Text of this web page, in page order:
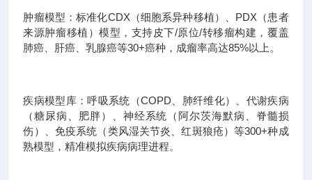
肿瘤模型：标准化CDX（细胞系异种移植）、PDX（患者
来源肿瘤移植）模型，支持皮下/原位/转移瘤构建，覆盖
肺癌、肝癌、乳腺癌等30+癌种，成瘤率高达85%以上。
疾病模型库：呼吸系统（COPD、肺纤维化）、代谢疾病
（糖尿病、肥胖）、神经系统（阿尔茨海默病、脊髓损
伤）、免疫系统（类风湿关节炎、红斑狼疮）等300+种成
熟模型，精准模拟疾病病理进程。